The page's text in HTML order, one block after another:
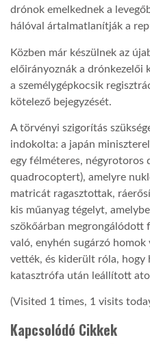
drónok emelkednek a
hálóval ártalmatlanítják a
Közben már készülnek az
előirányoznák a drónkezelői
a személygépkocsik
kötelező bejegyzését.
A törvényi szigorítás
indokolta: a japán
egy félméteres, négyrotoros
quadrocoptert), amelyre
matricát ragasztottak,
kis műanyag tégelyt,
szökőárban megrongálódott
való, enyhén sugárzó
vették, és kiderült róla, hogy
katasztrófa után leállított
(Visited 1 times, 1 visits
Kapcsolódó Cikkek